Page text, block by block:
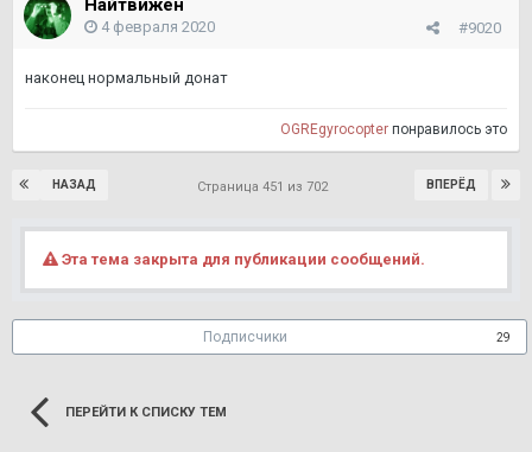
Найтвижен
#9020
4 февраля 2020
наконец нормальный донат
OGREgyrocopter понравилось это
НАЗАД ВПЕРЁД
Страница 451 из 702
Эта тема закрыта для публикации сообщений.
Подписчики 29
ПЕРЕЙТИ К СПИСКУ ТЕМ